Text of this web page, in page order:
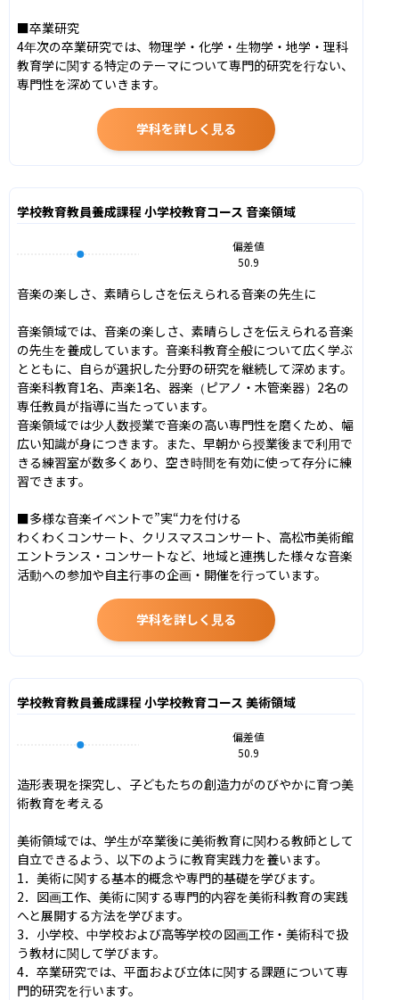
■卒業研究
4年次の卒業研究では、物理学・化学・生物学・地学・理科
教育学に関する特定のテーマについて専門的研究を行ない、
専門性を深めていきます。
学科を詳しく見る
学校教育教員養成課程 小学校教育コース 音楽領域
偏差値
50.9
音楽の楽しさ、素晴らしさを伝えられる音楽の先生に
音楽領域では、音楽の楽しさ、素晴らしさを伝えられる音楽
の先生を養成しています。音楽科教育全般について広く学ぶ
とともに、自らが選択した分野の研究を継続して深めます。
音楽科教育1名、声楽1名、器楽（ピアノ・木管楽器）2名の
専任教員が指導に当たっています。
音楽領域では少人数授業で音楽の高い専門性を磨くため、幅
広い知識が身につきます。また、早朝から授業後まで利用で
きる練習室が数多くあり、空き時間を有効に使って存分に練
習できます。
■多様な音楽イベントで”実“力を付ける
わくわくコンサート、クリスマスコンサート、高松市美術館
エントランス・コンサートなど、地域と連携した様々な音楽
活動への参加や自主行事の企画・開催を行っています。
学科を詳しく見る
学校教育教員養成課程 小学校教育コース 美術領域
偏差値
50.9
造形表現を探究し、子どもたちの創造力がのびやかに育つ美
術教育を考える
美術領域では、学生が卒業後に美術教育に関わる教師として
自立できるよう、以下のように教育実践力を養います。
1．美術に関する基本的概念や専門的基礎を学びます。
2．図画工作、美術に関する専門的内容を美術科教育の実践
へと展開する方法を学びます。
3．小学校、中学校および高等学校の図画工作・美術科で扱
う教材に関して学びます。
4．卒業研究では、平面および立体に関する課題について専
門的研究を行います。